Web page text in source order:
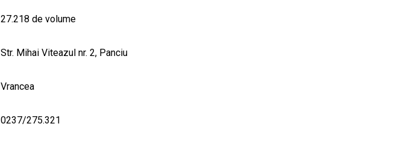
27.218 de volume
Str. Mihai Viteazul nr. 2, Panciu
Vrancea
0237/275.321